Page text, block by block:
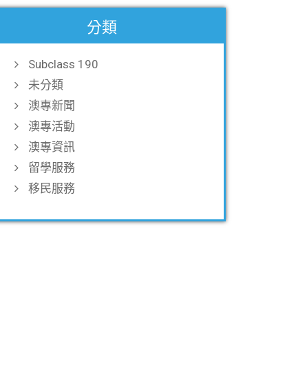
分類
Subclass 190
未分類
澳專新聞
澳專活動
澳專資訊
留學服務
移民服務